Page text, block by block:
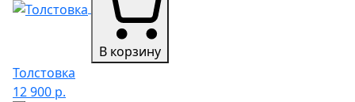
В корзину
Толстовка
12 900 р.